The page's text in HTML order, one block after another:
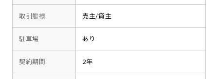
取引態様 売主/貸主
駐車場 あり
契約期間 2年